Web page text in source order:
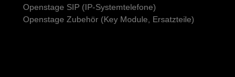
Openstage SIP (IP-Systemtelefone)
Openstage Zubehör (Key Module, Ersatzteile)